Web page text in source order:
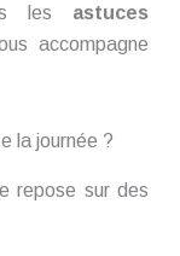
les astuces
accompagne
la journée ?
repose sur des